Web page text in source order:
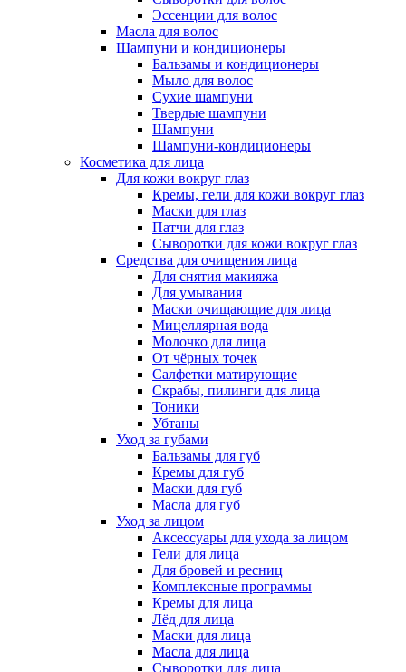
Эссенции для волос
Масла для волос
Шампуни и кондиционеры
Бальзамы и кондиционеры
Мыло для волос
Сухие шампуни
Твердые шампуни
Шампуни
Шампуни-кондиционеры
Косметика для лица
Для кожи вокруг глаз
Кремы, гели для кожи вокруг глаз
Маски для глаз
Патчи для глаз
Сыворотки для кожи вокруг глаз
Средства для очищения лица
Для снятия макияжа
Для умывания
Маски очищающие для лица
Мицеллярная вода
Молочко для лица
От чёрных точек
Салфетки матирующие
Скрабы, пилинги для лица
Тоники
Убтаны
Уход за губами
Бальзамы для губ
Кремы для губ
Маски для губ
Масла для губ
Уход за лицом
Аксессуары для ухода за лицом
Гели для лица
Для бровей и ресниц
Комплексные программы
Кремы для лица
Лёд для лица
Маски для лица
Масла для лица
Сыворотки для лица